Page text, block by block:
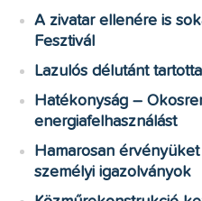
A zivatar ellenére is
Fesztivál
Lazulós délutánt
Hatékonyság –
energiafelhasználást
Hamarosan
személyi igazolványok